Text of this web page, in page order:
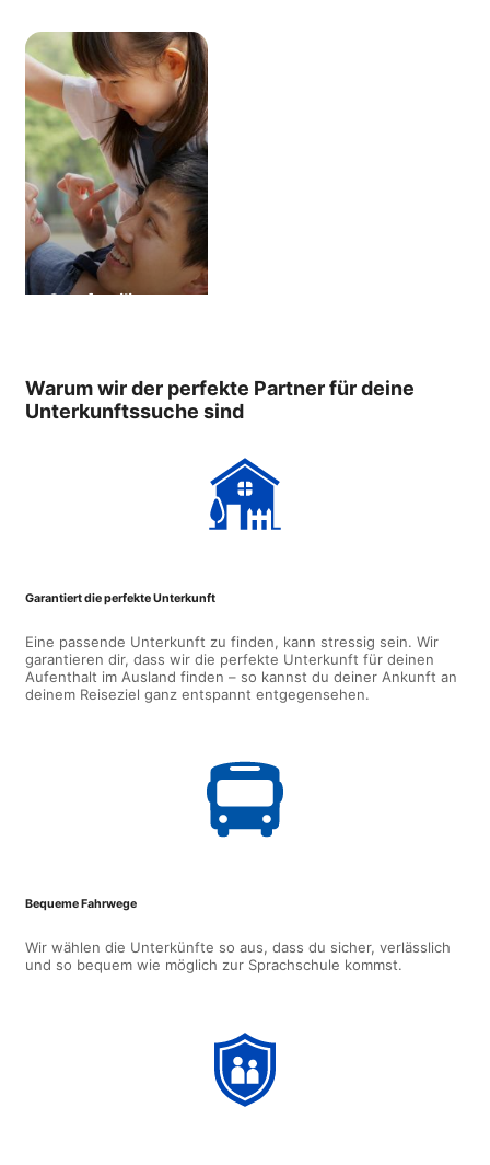
Gastfamilie
Warum wir der perfekte Partner für deine
Unterkunftssuche sind
Garantiert die perfekte Unterkunft
Eine passende Unterkunft zu finden, kann stressig sein. Wir
garantieren dir, dass wir die perfekte Unterkunft für deinen
Aufenthalt im Ausland finden – so kannst du deiner Ankunft an
deinem Reiseziel ganz entspannt entgegensehen.
Bequeme Fahrwege
Wir wählen die Unterkünfte so aus, dass du sicher, verlässlich
und so bequem wie möglich zur Sprachschule kommst.